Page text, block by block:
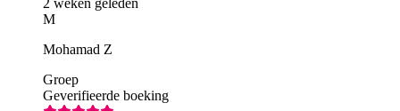
2 weken geleden
M
Mohamad Z
Groep
Geverifieerde boeking